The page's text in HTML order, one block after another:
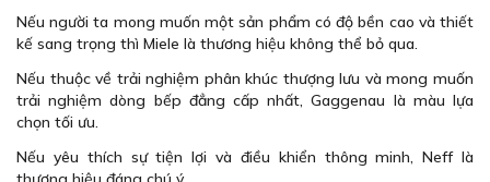
Nếu người ta mong muốn một sản phẩm có độ bền cao và thiết
kế sang trọng thì Miele là thương hiệu không thể bỏ qua.
Nếu thuộc về trải nghiệm phân khúc thượng lưu và mong muốn
trải nghiệm dòng bếp đẳng cấp nhất, Gaggenau là màu lựa
chọn tối ưu.
Nếu yêu thích sự tiện lợi và điều khiển thông minh, Neff là